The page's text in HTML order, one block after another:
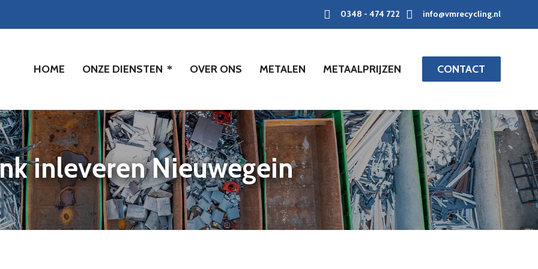
0348 - 474 722 info@vmrecycling.nl
HOME ONZE DIENSTEN OVER ONS METALEN METAALPRIJZEN CONTACT
inleveren Nieuwegein